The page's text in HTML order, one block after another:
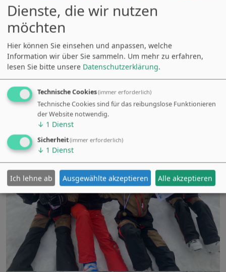
Dienste, die wir nutzen
möchten
Hier können Sie einsehen und anpassen, welche
Information wir über Sie sammeln. Um mehr zu erfahren,
lesen Sie bitte unsere Datenschutzerklärung.
Technische Cookies(immer erforderlich)
Technische Cookies sind für das reibungslose Funktionieren
der Website notwendig.
↓ 1 Dienst
Sicherheit(immer erforderlich)
↓ 1 Dienst
Ich lehne ab Ausgewählte akzeptieren Alle akzeptieren